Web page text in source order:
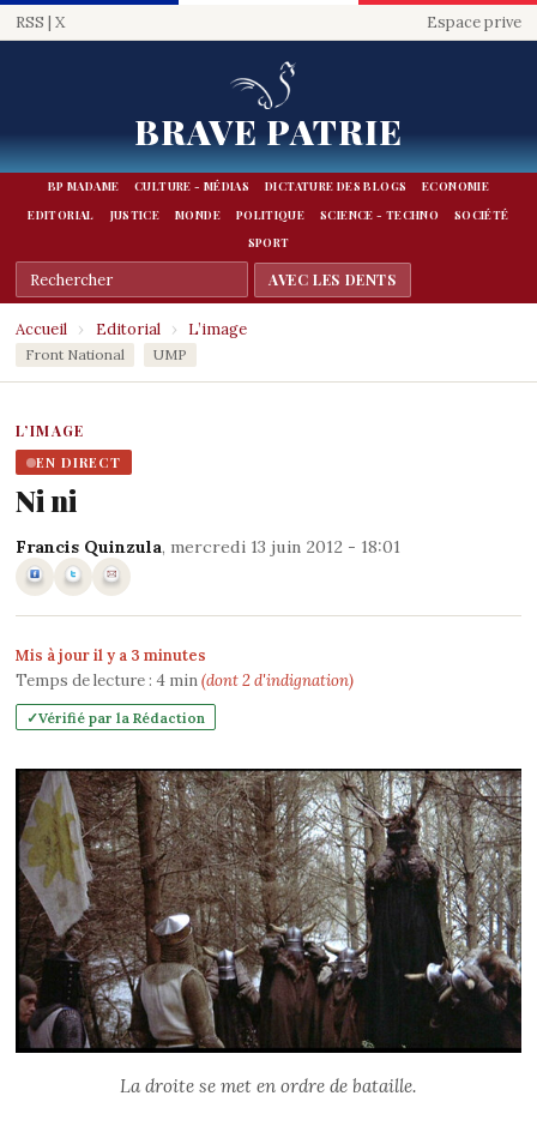
RSS | X Espace prive
BRAVE PATRIE
BP MADAME CULTURE - MÉDIAS DICTATURE DES BLOGS
ECONOMIE
EDITORIAL
JUSTICE MONDE POLITIQUE SCIENCE - TECHNO
SOCIÉTÉ
SPORT
Accueil › Editorial › L’image
Front National UMP
L’IMAGE
EN DIRECT
Ni ni
Francis Quinzula, mercredi 13 juin 2012 - 18:01
Mis à jour il y a 3 minutes
Temps de lecture : 4min(dont 2 d'indignation)
Vérifié par la Rédaction
La droite se met en ordre de bataille.